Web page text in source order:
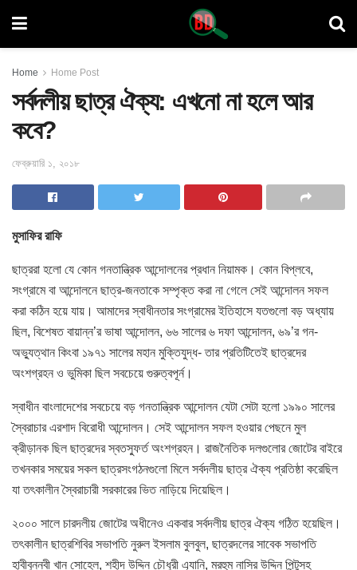
Home Home Post
সর্বদলীয় ছাত্র ঐক্য: এখনো না হলে আর
কবে?
ফেব্রুয়ারি ১, ২০১৮
মুসাফির রাফি
ছাত্ররা হলো যে কোন গনতান্ত্রিক আন্দোলনের প্রধান নিয়ামক। কোন বিপ্লবে,
সংগ্রামেবা আন্দোলনে ছাত্র-জনতাকে সম্পৃক্ত করা না গেলে সেই আন্দোলন সফল
করা কঠিন হয়ে যায়। আমাদের স্বাধীনতার সংগ্রামের ইতিহাসে যতগুলো বড় অধ্যায়
ছিল, বিশেষত বায়ান্ন’র ভাষা আন্দোলন, ৬৬ সালের ৬ দফা আন্দোলন, ৬৯’র গন-
অভ্যুত্থান কিংবা ১৯৭১ সালের মহান মুক্তিযুদ্ধ- তার প্রতিটিতেই ছাত্রদের
অংশগ্রহন ও ভুমিকা ছিল সবচেয়ে গুরুত্বপূর্ন।
স্বাধীন বাংলাদেশের সবচেয়ে বড় গনতান্ত্রিক আন্দোলন যেটা সেটা হলো ১৯৯০ সালের
স্বৈরাচার এরশাদ বিরোধী আন্দোলন। সেই আন্দোলন সফল হওয়ার পেছনে মুল
ক্রীড়ানক ছিল ছাত্রদের স্বতস্ফুর্ত অংশগ্রহন। রাজনৈতিক দলগুলোর জোটের বাইরে
তখনকার সময়ের সকল ছাত্রসংগঠনগুলো মিলে সর্বদলীয় ছাত্র ঐক্য প্রতিষ্ঠা করেছিল
যা তৎকালীন স্বৈরাচারী সরকারের ভিত নাড়িয়ে দিয়েছিল।
২০০০ সালে চারদলীয় জোটের অধীনেও একবার সর্বদলীয় ছাত্র ঐক্য গঠিত হয়েছিল।
তৎকালীন ছাত্রশিবির সভাপতি নুরুল ইসলাম বুলবুল, ছাত্রদলের সাবেক সভাপতি
হাবীবুন্নবী খান সোহেল, শহীদ উদ্দিন চৌধুরী এ্যানি, মরহুম নাসির উদ্দিন পিন্টুসহ